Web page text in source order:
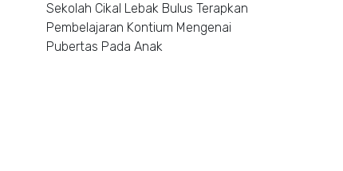
Sekolah Cikal Lebak Bulus Terapkan
Pembelajaran Kontium Mengenai
Pubertas Pada Anak